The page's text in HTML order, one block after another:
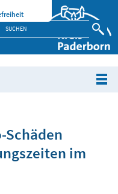
Schäden
im